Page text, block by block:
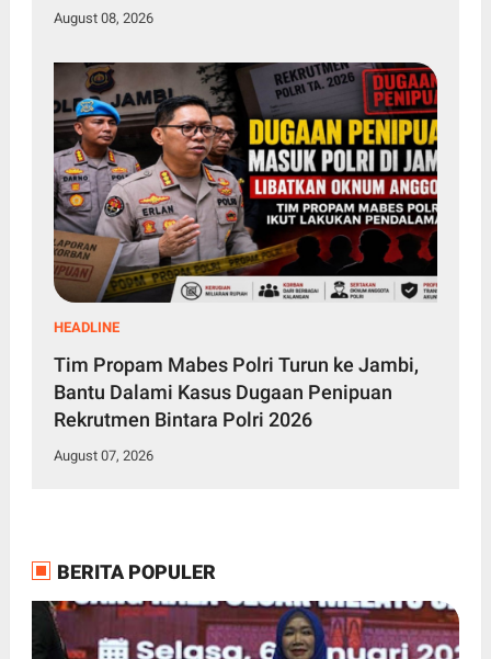
August 08, 2026
HEADLINE
Tim Propam Mabes Polri Turun ke Jambi,
Bantu Dalami Kasus Dugaan Penipuan
Rekrutmen Bintara Polri 2026
August 07, 2026
BERITA POPULER